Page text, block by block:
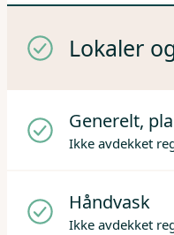
Lokaler
Generelt,
Ikke avdekket
Håndvask
Ikke avdekket